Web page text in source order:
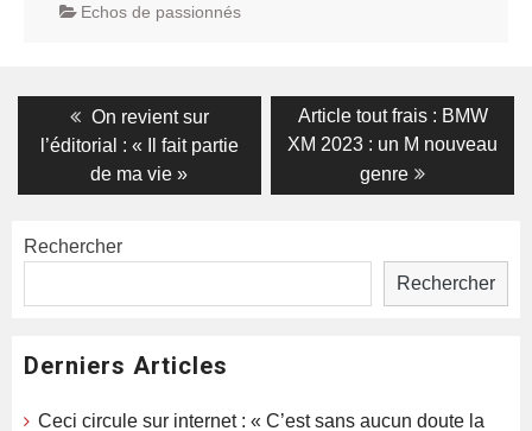
Echos de passionnés
Navigation
de
l’article
Previous
post:
On revient sur
l’éditorial : « Il fait partie
de ma vie »
Next
post:
Article tout frais : BMW
XM 2023 : un M nouveau
genre
Rechercher
Rechercher
Derniers Articles
Ceci circule sur internet : « C’est sans aucun doute la